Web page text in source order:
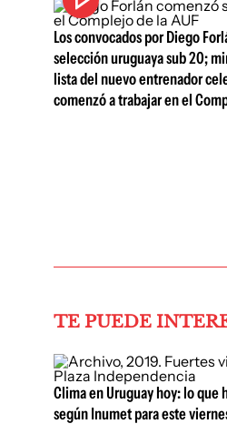
Los convocados por Diego
selección uruguaya sub 20;
lista del nuevo entrenador
comenzó a trabajar en el
TE PUEDE
Clima en Uruguay hoy: lo que
según Inumet para este